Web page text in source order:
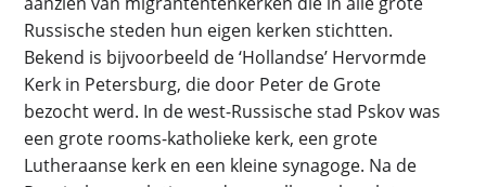
Russische steden hun eigen kerken stichtten.
Bekend is bijvoorbeeld de ‘Hollandse’ Hervormde
Kerk in Petersburg, die door Peter de Grote
bezocht werd. In de west-Russische stad Pskov was
een grote rooms-katholieke kerk, een grote
Lutheraanse kerk en een kleine synagoge. Na de